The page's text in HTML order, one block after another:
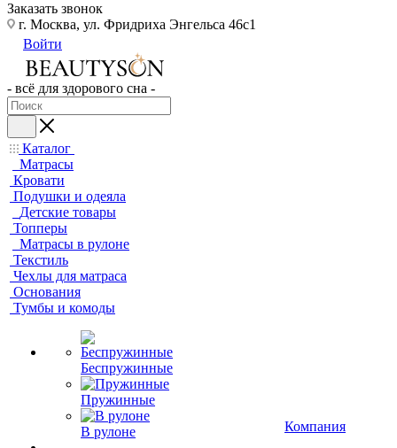
Заказать звонок
г. Москва, ул. Фридриха Энгельса 46с1
Войти
- всё для здорового сна -
Каталог
Матрасы
Кровати
Подушки и одеяла
Детские товары
Топперы
Матрасы в рулоне
Текстиль
Чехлы для матраса
Основания
Тумбы и комоды
Беспружинные
Пружинные
В рулоне
Компания